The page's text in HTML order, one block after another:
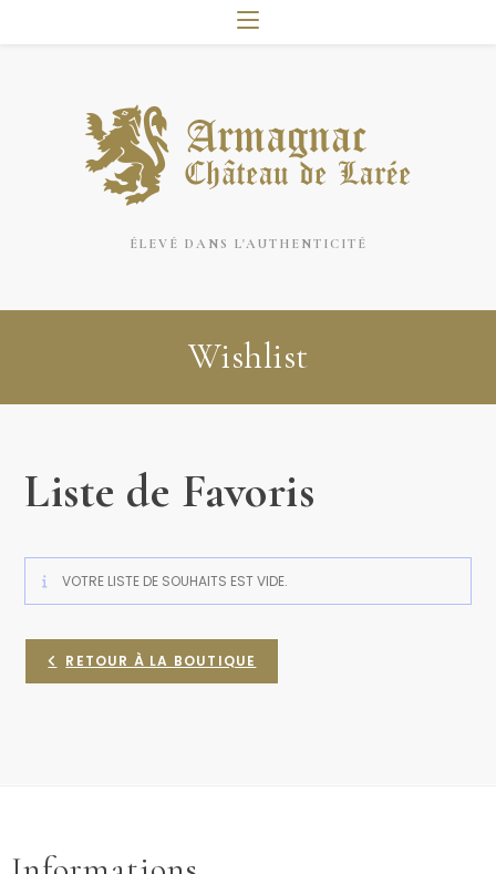
ÉLEVÉ DANS L'AUTHENTICITÉ
Wishlist
Liste de Favoris
VOTRE LISTE DE SOUHAITS EST VIDE.
RETOUR À LA BOUTIQUE